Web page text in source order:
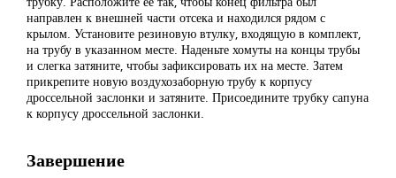
направлен к внешней части отсека и находился рядом с
крылом. Установите резиновую втулку, входящую в комплект,
на трубу в указанном месте. Наденьте хомуты на концы трубы
и слегка затяните, чтобы зафиксировать их на месте. Затем
прикрепите новую воздухозаборную трубу к корпусу
дроссельной заслонки и затяните. Присоедините трубку сапуна
к корпусу дроссельной заслонки.
Завершение